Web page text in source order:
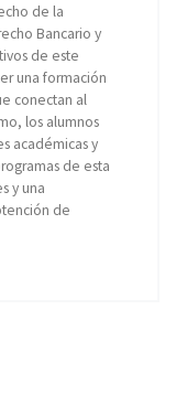
de la
Bancario y
de este
una formación
conectan al
los alumnos
académicas y
de esta
y una
de